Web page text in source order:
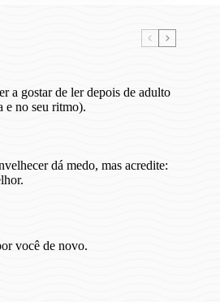
a gostar de ler depois de adulto
e no seu ritmo).
dá medo, mas acredite:
você de novo.